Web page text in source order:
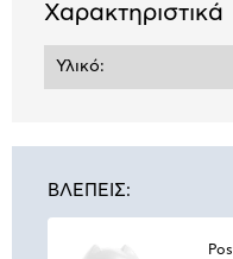
Χαρακτηριστικά
Υλικό:
ΒΛΕΠΕΙΣ: